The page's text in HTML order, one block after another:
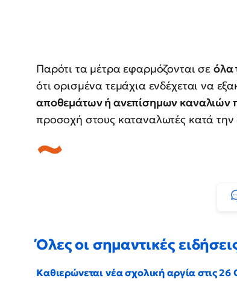
Παρότι τα μέτρα εφαρμόζονται σε όλα
ότι ορισμένα τεμάχια ενδέχεται να
αποθεμάτων ή ανεπίσημων καναλιών
προσοχή στους καταναλωτές κατά
Όλες οι σημαντικές
Καθιερώνεται νέα σχολική αργία στις